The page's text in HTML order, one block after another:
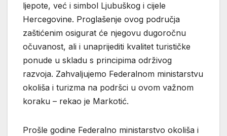
ljepote, već i simbol Ljubuškog i cijele
Hercegovine. Proglašenje ovog područja
zaštićenim osigurat će njegovu dugoročnu
očuvanost, ali i unaprijediti kvalitet turističke
ponude u skladu s principima održivog
razvoja. Zahvaljujemo Federalnom ministarstvu
okoliša i turizma na podršci u ovom važnom
koraku – rekao je Markotić.
Prošle godine Federalno ministarstvo okoliša i